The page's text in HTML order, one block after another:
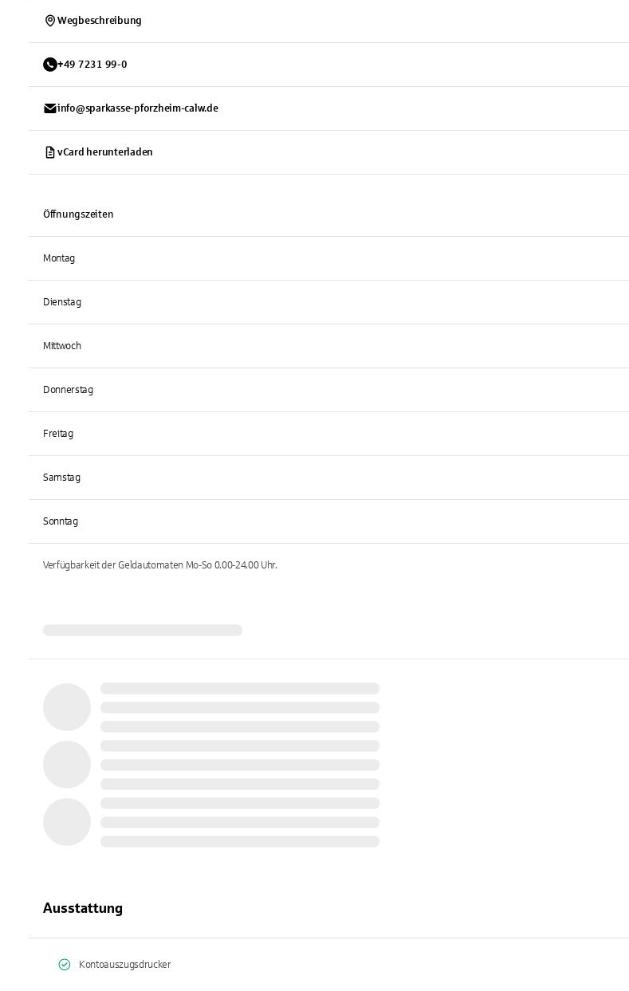
Wegbeschreibung
+49 7231 99-0
info@sparkasse-pforzheim-calw.de
vCard herunterladen
Öffnungszeiten
Montag
Dienstag
Mittwoch
Donnerstag
Freitag
Samstag
Sonntag
Verfügbarkeit der Geldautomaten Mo-So 0.00-24.00Uhr.
Ausstattung
Kontoauszugsdrucker